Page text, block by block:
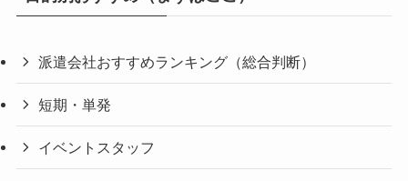
派遣会社おすすめランキング（総合判断）
短期・単発
イベントスタッフ